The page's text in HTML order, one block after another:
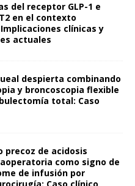
del receptor GLP-1 e
en el contexto
clínicas y
actuales
despierta combinando
y broncoscopia flexible
total: Caso
precoz de acidosis
como signo de
de infusión por